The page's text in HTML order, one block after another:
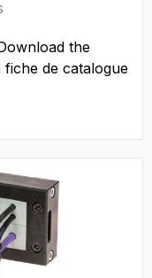
the
fiche de catalogue